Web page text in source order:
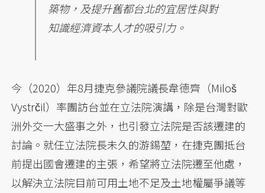
築物，及提升舊都台北的宜居性與對
知識經濟資本人才的吸引力。
今（2020）年8月捷克參議院議長韋德齊（Miloš
Vystrčil）率團訪台並在立法院演講，除是台灣對歐
洲外交一大盛事之外，也引發立法院是否該遷建的
討論。就任立法院長未久的游錫堃，在捷克團抵台
前提出國會遷建的主張，希望將立法院遷至他處，
以解決立法院目前可用土地不足及土地權屬爭議等